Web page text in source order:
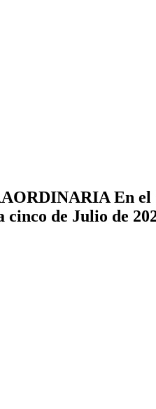
En el
de Julio de